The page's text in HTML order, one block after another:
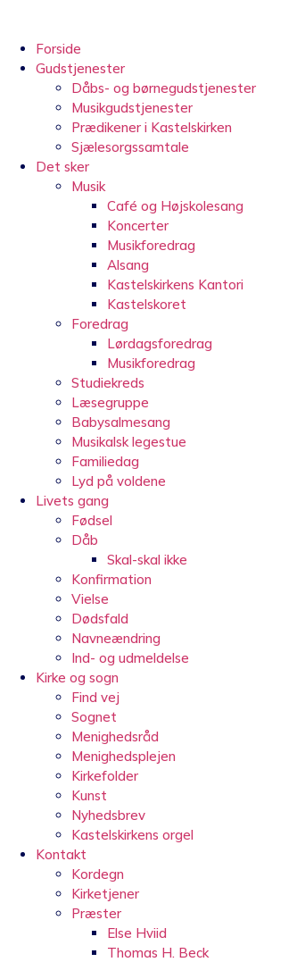
indholdForside
Gudstjenester
Dåbs- og børnegudstjenester
Musikgudstjenester
Prædikener i Kastelskirken
Sjælesorgssamtale
Det sker
Musik
Café og Højskolesang
Koncerter
Musikforedrag
Alsang
Kastelskirkens Kantori
Kastelskoret
Foredrag
Lørdagsforedrag
Musikforedrag
Studiekreds
Læsegruppe
Babysalmesang
Musikalsk legestue
Familiedag
Lyd på voldene
Livets gang
Fødsel
Dåb
Skal-skal ikke
Konfirmation
Vielse
Dødsfald
Navneændring
Ind- og udmeldelse
Kirke og sogn
Find vej
Sognet
Menighedsråd
Menighedsplejen
Kirkefolder
Kunst
Nyhedsbrev
Kastelskirkens orgel
Kontakt
Kordegn
Kirketjener
Præster
Else Hviid
Thomas H. Beck